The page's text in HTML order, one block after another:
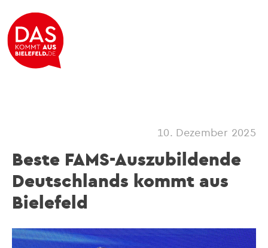
10. Dezember 2025
Beste FAMS-Auszubildende
Deutschlands kommt aus
Bielefeld